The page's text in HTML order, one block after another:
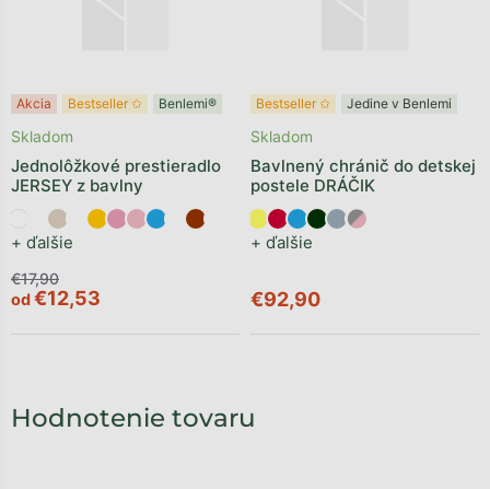
Hodnotenie tovaru
Akcia Bestseller ✩ Benlemi®
Jednolôžkové prestieradlo
JERSEY z bavlny
+ ďalšie
Skladom
€17,90
od€12,53
Bestseller ✩ Jedine v Benlemi
Bavlnený chránič do detskej
postele DRÁČIK
+ ďalšie
Skladom
€92,90